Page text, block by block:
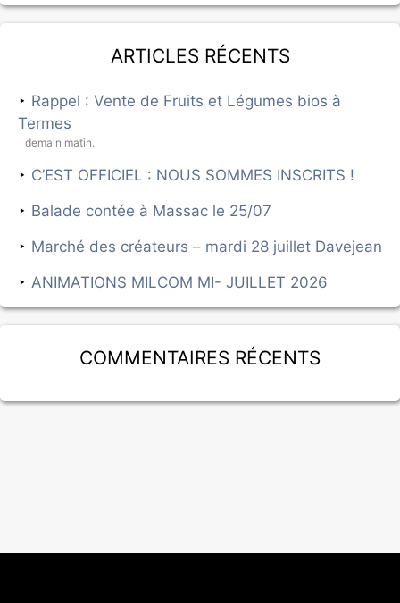
Articles récents
Rappel : Vente de Fruits et Légumes bios à
Termes
demain matin.
C’EST OFFICIEL : NOUS SOMMES INSCRITS !
Balade contée à Massac le 25/07
Marché des créateurs – mardi 28 juillet Davejean
ANIMATIONS MILCOM MI- JUILLET 2026
Commentaires récents